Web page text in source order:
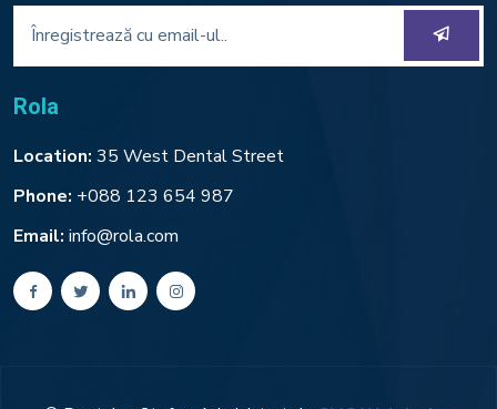
Rola
Location: 35 West Dental Street
Phone: +088 123 654 987
Email: info@rola.com